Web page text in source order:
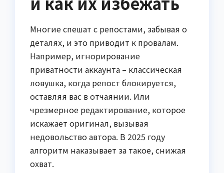
Многие спешат с репостами, забывая о
деталях, и это приводит к провалам.
Например, игнорирование
приватности аккаунта – классическая
ловушка, когда репост блокируется,
оставляя вас в отчаянии. Или
чрезмерное редактирование, которое
искажает оригинал, вызывая
недовольство автора. В 2025 году
алгоритм наказывает за такое, снижая
охват.